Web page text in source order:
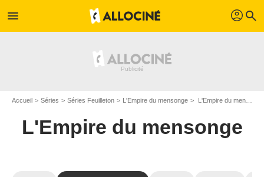
menu profil search
Accueil Séries Séries Feuilleton L'Empire du mensonge L'Empire du mensonge : Episodes de la saison 1
L'Empire du mensonge